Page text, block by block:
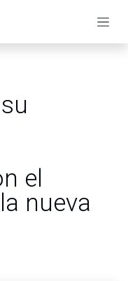
el
nueva